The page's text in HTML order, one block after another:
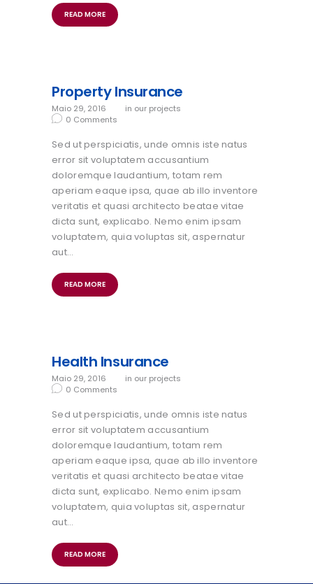
READ MORE
Property Insurance
Maio 29, 2016 in our projects
0 Comments
Sed ut perspiciatis, unde omnis iste natus
error sit voluptatem accusantium
doloremque laudantium, totam rem
aperiam eaque ipsa, quae ab illo inventore
veritatis et quasi architecto beatae vitae
dicta sunt, explicabo. Nemo enim ipsam
voluptatem, quia voluptas sit, aspernatur
aut…
READ MORE
Health Insurance
Maio 29, 2016 in our projects
0 Comments
Sed ut perspiciatis, unde omnis iste natus
error sit voluptatem accusantium
doloremque laudantium, totam rem
aperiam eaque ipsa, quae ab illo inventore
veritatis et quasi architecto beatae vitae
dicta sunt, explicabo. Nemo enim ipsam
voluptatem, quia voluptas sit, aspernatur
aut…
READ MORE